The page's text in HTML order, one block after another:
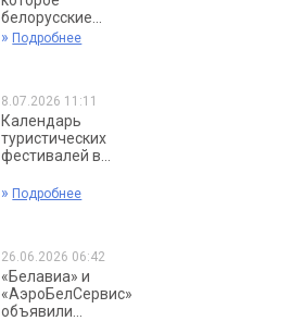
белорусские...
» Подробнее
8.07.2026 11:11
Календарь
туристических
фестивалей в...
» Подробнее
26.06.2026 06:42
«Белавиа» и
«АэроБелСервис»
объявили...